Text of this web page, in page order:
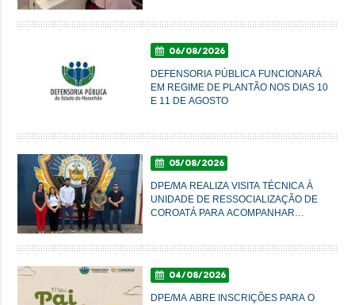
06/08/2026
DEFENSORIA PÚBLICA FUNCIONARÁ
EM REGIME DE PLANTÃO NOS DIAS 10
E 11 DE AGOSTO
05/08/2026
DPE/MA REALIZA VISITA TÉCNICA À
UNIDADE DE RESSOCIALIZAÇÃO DE
COROATÁ PARA ACOMPANHAR
04/08/2026
DPE/MA ABRE INSCRIÇÕES PARA O